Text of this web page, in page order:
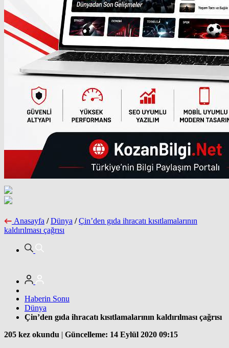
Anasayfa / Dünya / Çin’den gıda ihracatı kısıtlamalarının
kaldırılması çağrısı
Haberin Sonu
Dünya
Çin’den gıda ihracatı kısıtlamalarının kaldırılması çağrısı
205 kez okundu | Güncelleme: 14 Eylül 2020 09:15